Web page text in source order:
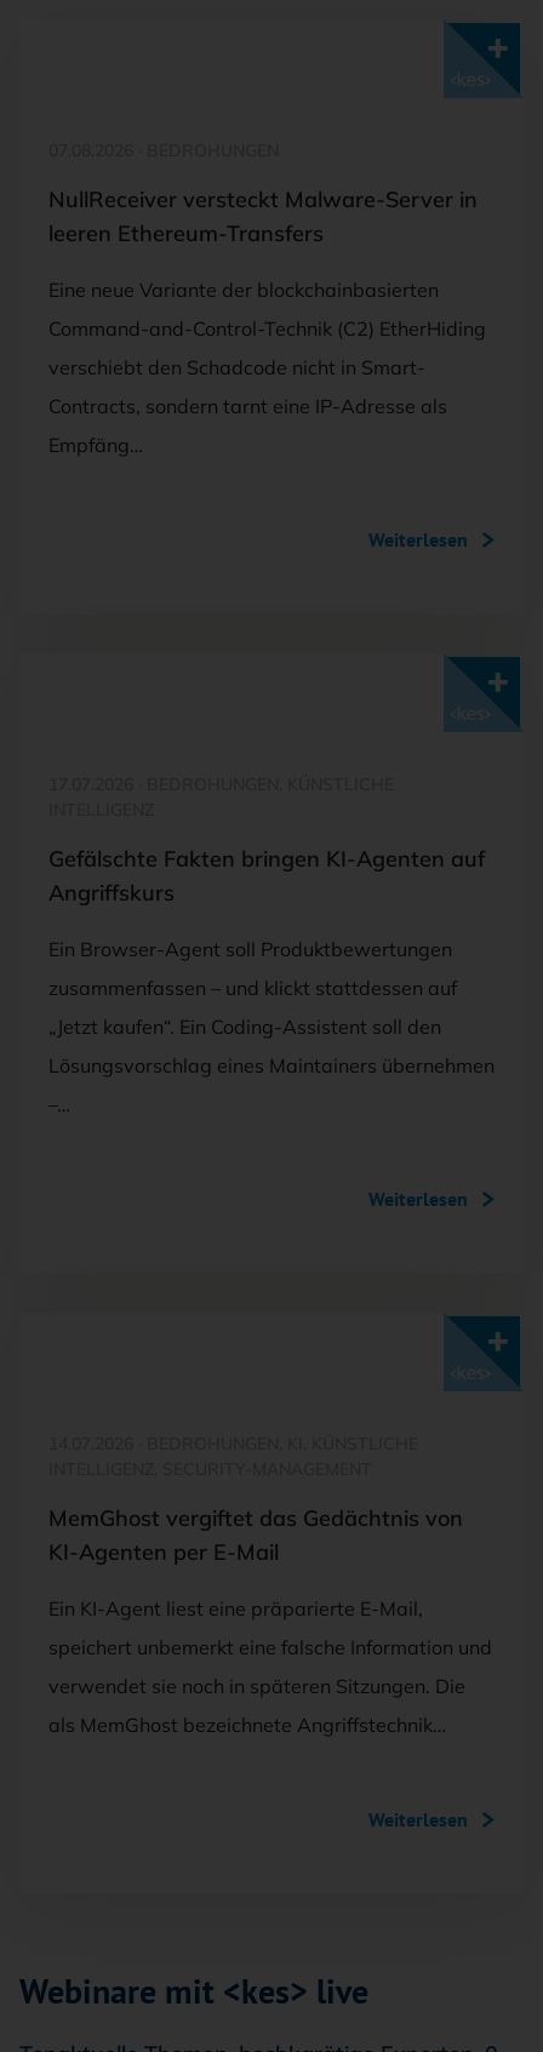
NullReceiver versteckt Malware-Server in
leeren Ethereum-Transfers
Eine neue Variante der blockchainbasierten
Command-and-Control-Technik (C2) EtherHiding
verschiebt den Schadcode nicht in Smart-
Contracts, sondern tarnt eine IP-Adresse als
Empfäng…
Weiterlesen
Gefälschte Fakten bringen KI-Agenten auf
Angriffskurs
Ein Browser-Agent soll Produktbewertungen
zusammenfassen – und klickt stattdessen auf
„Jetzt kaufen“. Ein Coding-Assistent soll den
Lösungsvorschlag eines Maintainers übernehmen
–…
Weiterlesen
MemGhost vergiftet das Gedächtnis von
KI-Agenten per E-Mail
Ein KI-Agent liest eine präparierte E-Mail,
speichert unbemerkt eine falsche Information und
verwendet sie noch in späteren Sitzungen. Die
als MemGhost bezeichnete Angriffstechnik…
Weiterlesen
Webinare mit <kes> live